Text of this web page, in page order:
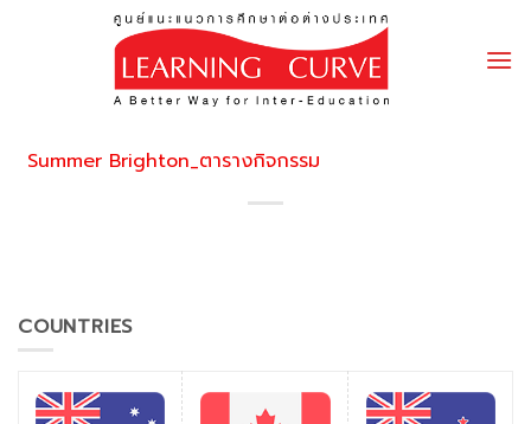
Summer Brighton_ตารางกิจกรรม
COUNTRIES